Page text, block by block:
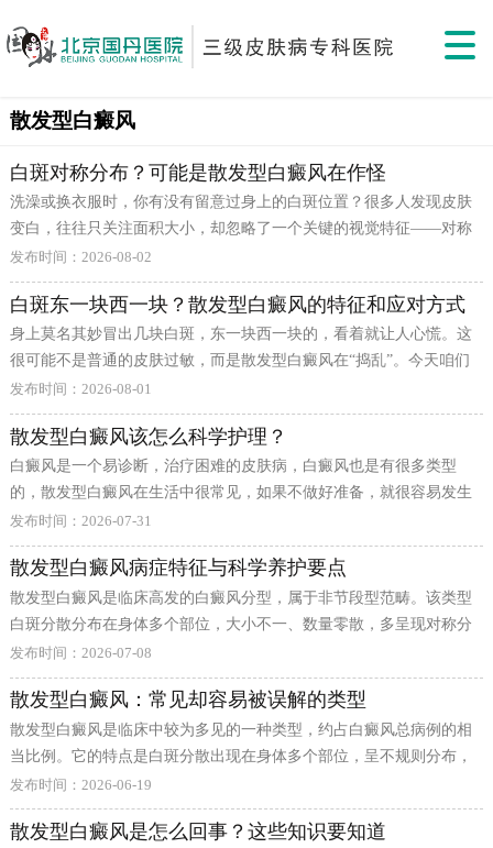
散发型白癜风
白斑对称分布？可能是散发型白癜风在作怪
洗澡或换衣服时，你有没有留意过身上的白斑位置？很多人发现皮肤
变白，往往只关注面积大小，却忽略了一个关键的视觉特征——对称
性。如果你发现身体左右两侧，比如左手背和
发布时间：2026-08-02
白斑东一块西一块？散发型白癜风的特征和应对方式
身上莫名其妙冒出几块白斑，东一块西一块的，看着就让人心慌。这
很可能不是普通的皮肤过敏，而是散发型白癜风在“捣乱”。今天咱们
就来聊聊这个让人头疼的“白斑刺客”到底是怎么回事。 散发型白癜风
的典型特征就是“散”。白斑通常对称分布在身体的多个部位，比如面
部、四肢、躯干等，总面积一般不超过体表面积的50%。虽然不像泛
发型那样布满全身，但这种多处的分布，往往意味着体内的免疫系统
正在多处发生“误伤”，需要引起重视。 为什么白斑会四处“游击”呢？
这往往和近期的生活状态密切相关。长期熬夜、精神压力过大、饮食
不规律或是遭受外伤，都可能成为诱发或加重病情的导火索。当身体
处于免疫紊乱状态时，黑素细胞就会加速受损，导致原本稳定的白斑
开始扩散，形成新的皮损。 面对四处蔓延的白斑，科学应对是关键。
首先要保持平稳的心态，焦虑和恐慌反而会加重免疫负担。其次，务
必及时前往正规机构就诊，在医生的指导下进行
发布时间：2026-08-01
散发型白癜风该怎么科学护理？
白癜风是一个易诊断，治疗困难的皮肤病，白癜风也是有很多类型
的，散发型白癜风在生活中很常见，如果不做好准备，就很容易发生
扩散，治疗难度更大，那么，散发型白癜风该怎么科学护理？下面由
北京国丹医院的医生为大家详细介绍一下：
发布时间：2026-07-31
散发型白癜风病症特征与科学养护要点
散发型白癜风是临床高发的白癜风分型，属于非节段型范畴。该类型
白斑分散分布在身体多个部位，大小不一、数量零散，多呈现对称分
布状态，白斑面积普遍偏小，但分布范围较广，病情易受内外因素影
响出现波动，活跃度相对更高。下面由北京国丹医院的医生为大家详
细介绍一下：
发布时间：2026-07-08
散发型白癜风：常见却容易被误解的类型
散发型白癜风是临床中较为多见的一种类型，约占白癜风总病例的相
当比例。它的特点是白斑分散出现在身体多个部位，呈不规则分布，
既不沿神经节段排列，也不局限于某一区域。下面由北京国丹医院的
医生为大家详细介绍一下：
发布时间：2026-06-19
散发型白癜风是怎么回事？这些知识要知道